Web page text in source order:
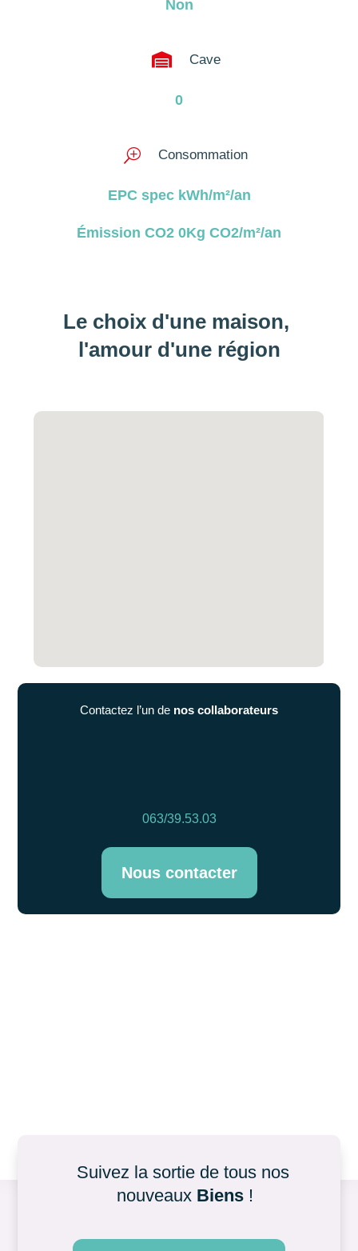
Non
 Cave
0
T Consommation
EPC spec kWh/m²/an
Émission CO2 0Kg CO2/m²/an
Le choix d'une maison,
l'amour d'une région
Contactez l’un de nos collaborateurs
063/39.53.03
Nous contacter
Suivez la sortie de tous nos
nouveaux Biens !